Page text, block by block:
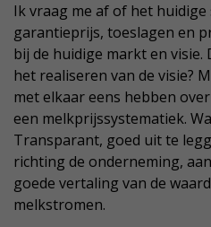
Ik vraag me af of het huidige
garantieprijs, toeslagen en
bij de huidige markt en visie.
het realiseren van de visie?
met elkaar eens hebben
een melkprijssystematiek.
Transparant, goed uit te
richting de onderneming,
goede vertaling van de
melkstromen.